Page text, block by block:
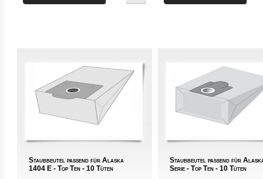
Staubbeutel passend für Alaska
1404 E - Top Ten - 10 Tüten
Staubbeutel passend für
Serie - Top Ten - 10 Tüten